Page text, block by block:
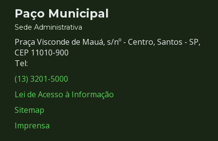
Contato
e
Redes
Sociais
Paço Municipal
Sede Administrativa
Praça Visconde de Mauá, s/nº - Centro, Santos - SP,
CEP 11010-900
Tel:
(13) 3201-5000
Lei de Acesso à Informação
Sitemap
Imprensa